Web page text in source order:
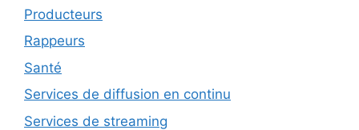
Producteurs
Rappeurs
Santé
Services de diffusion en continu
Services de streaming